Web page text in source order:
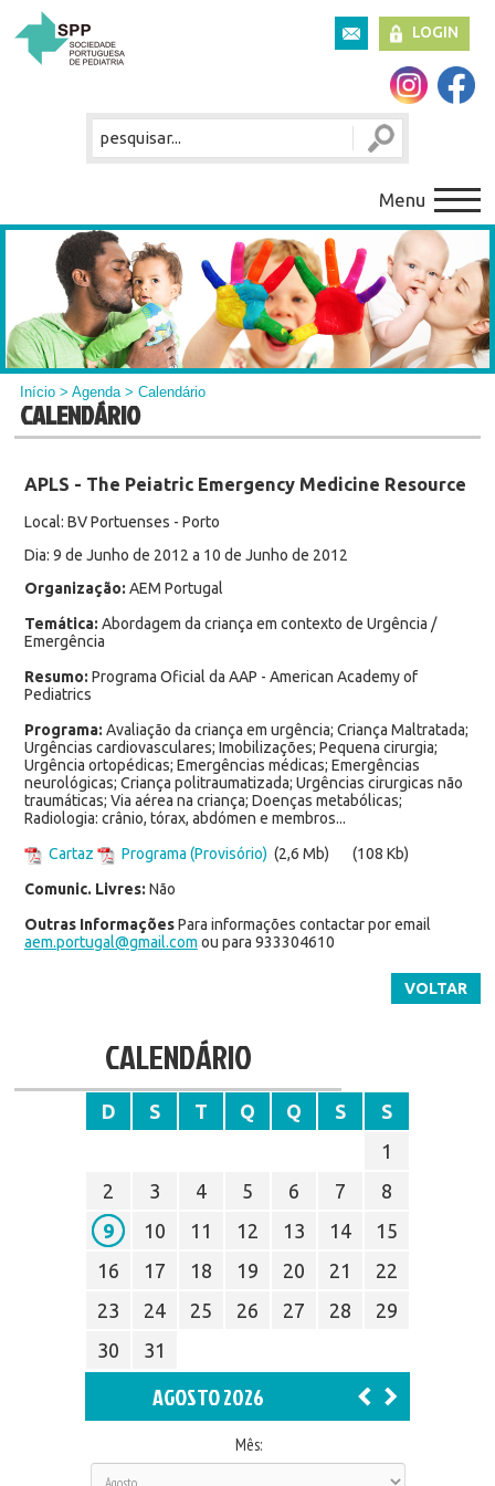
LOGIN
Menu
Início >Agenda> Calendário
CALENDÁRIO
APLS - The Peiatric Emergency Medicine Resource
Local: BV Portuenses - Porto
Dia: 9 de Junho de 2012 a 10 de Junho de 2012
Organização: AEM Portugal
Temática: Abordagem da criança em contexto de Urgência /
Emergência
Resumo: Programa Oficial da AAP - American Academy of
Pediatrics
Programa: Avaliação da criança em urgência; Criança Maltratada;
Urgências cardiovasculares; Imobilizações; Pequena cirurgia;
Urgência ortopédicas; Emergências médicas; Emergências
neurológicas; Criança politraumatizada; Urgências cirurgicas não
traumáticas; Via aérea na criança; Doenças metabólicas;
Radiologia: crânio, tórax, abdómen e membros...
Cartaz
(2,6 Mb)
Programa (Provisório)
(108 Kb)
Comunic. Livres: Não
Outras InformaçõesPara informações contactar por email
aem.portugal@gmail.com ou para 933304610
VOLTAR
CALENDÁRIO
D S T Q Q S
S
1
2
3 4 5 6 7
8
9
10 11 12 13 14
15
16
17 18 19 20 21
22
23
24 25 26 27 28
29
30
31
AGOSTO 2026
Mês: